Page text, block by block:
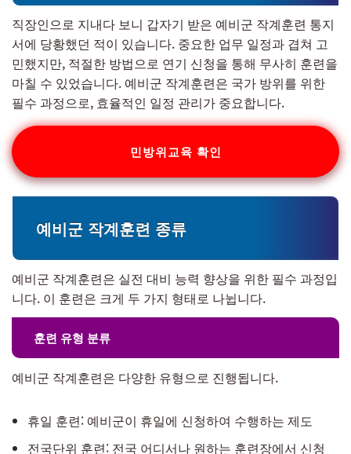
직장인으로 지내다 보니 갑자기 받은 예비군 작계훈련 통지
서에 당황했던 적이 있습니다. 중요한 업무 일정과 겹쳐 고
민했지만, 적절한 방법으로 연기 신청을 통해 무사히 훈련을
마칠 수 있었습니다. 예비군 작계훈련은 국가 방위를 위한
필수 과정으로, 효율적인 일정 관리가 중요합니다.
민방위교육 확인
예비군 작계훈련 종류
예비군 작계훈련은 실전 대비 능력 향상을 위한 필수 과정입
니다. 이 훈련은 크게 두 가지 형태로 나뉩니다.
훈련 유형 분류
예비군 작계훈련은 다양한 유형으로 진행됩니다.
휴일 훈련: 예비군이 휴일에 신청하여 수행하는 제도
전국단위 훈련: 전국 어디서나 원하는 훈련장에서 신청